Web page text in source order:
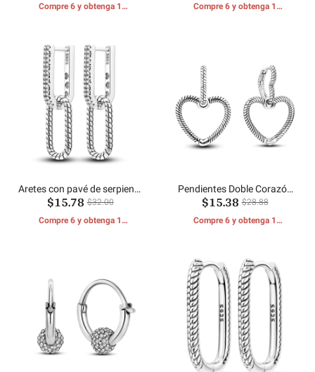
Compre 6 y obtenga 1
Compre 6 y obtenga 1
Aretes con pavé de serpiente
de aro doble en forma de U
$15.78 $32.00
Compre 6 y obtenga 1
Pendientes Doble Corazón
Hueso Serpiente
$15.38 $28.88
Compre 6 y obtenga 1